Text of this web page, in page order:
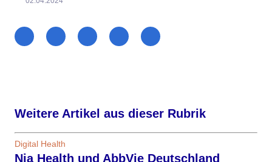
Weitere Artikel aus dieser Rubrik
Digital Health
Nia Health und AbbVie Deutschland